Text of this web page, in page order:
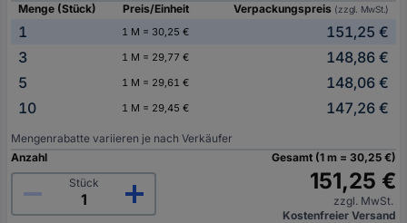
Menge (Stück)
Preis/Einheit Verpackungspreis (zzgl. MwSt.)
1 1 M = 30,25 €
151,25 €
3
1 M = 29,77 €
148,86 €
5
1 M = 29,61 €
148,06 €
10
1 M = 29,45 € 147,26 €
Mengenrabatte variieren je nach Verkäufer
Anzahl
Stück
Gesamt (1 m = 30,25 €)
151,25 €
zzgl. MwSt.
Kostenfreier Versand